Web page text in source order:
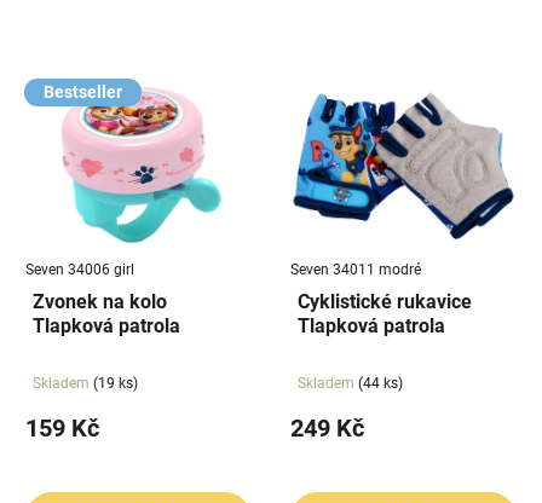
Bestseller
Seven 34006 girl
Zvonek na kolo
Tlapková patrola
Skladem (19 ks)
159 Kč
Seven 34011 modré
Cyklistické rukavice
Tlapková patrola
Skladem (44 ks)
249 Kč